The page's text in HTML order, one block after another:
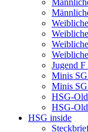
Jugend
Minis
Minis
HSG-
HSG-Old
HSG inside